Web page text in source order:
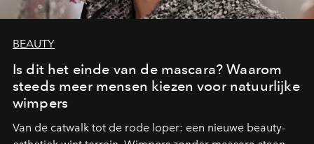
BEAUTY
Is dit het einde van de mascara? Waarom
steeds meer mensen kiezen voor natuurlijke
wimpers
Van de catwalk tot de rode loper: een nieuwe beauty-